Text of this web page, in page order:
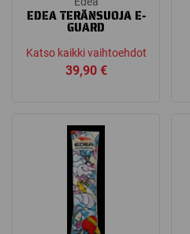
EDEA TERÄNSUOJA E-
GUARD
Katso kaikki vaihtoehdot
39,90 €